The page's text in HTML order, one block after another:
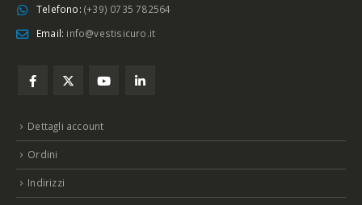
Telefono: (+39) 0735 782564
Email: info@vestisicuro.it
Dettagli account
Ordini
Indirizzi